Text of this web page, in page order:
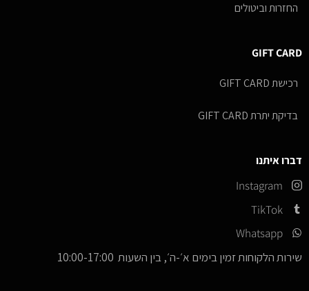
החזרות וביטולים
GIFT CARD
רכישת GIFT CARD
בדיקת יתרת GIFT CARD
דברו איתנו
Instagram
TikTok
Whatsapp
שירות הלקוחות זמין בימים א׳-ה׳, בין השעות 10:00-17:00